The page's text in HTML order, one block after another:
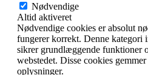
Nødvendige
Altid aktiveret
Nødvendige cookies er absolut
fungerer korrekt. Denne kategori
sikrer grundlæggende funktioner
webstedet. Disse cookies
oplysninger.